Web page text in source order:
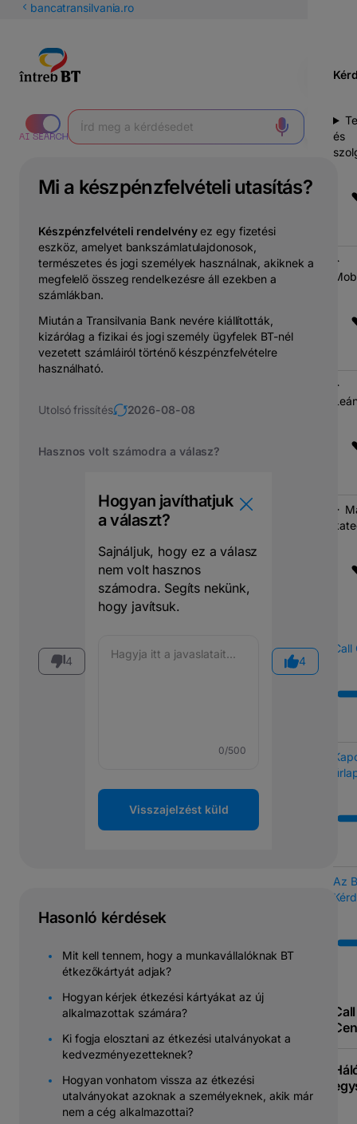
bancatransilvania.ro
és
Az
Call
Mi a készpénzfelvételi utasítás?
Készpénzfelvételi rendelvényez egy fizetési
eszköz, amelyet bankszámlatulajdonosok,
természetes és jogi személyek használnak, akiknek a
megfelelő összeg rendelkezésre áll ezekben a
számlákban.
Miután a Transilvania Bank nevére kiállították,
kizárólag a fizikai és jogi személy ügyfelek BT-nél
vezetett számláiról történő készpénzfelvételre
használható.
Utolsó frissítés 2026-08-08
Hasznos volt számodra a válasz?
4
Hogyan javíthatjuk
a választ?
Sajnáljuk, hogy ez a válasz
nem volt hasznos
számodra. Segíts nekünk,
hogy javítsuk.
0/500
Visszajelzést küld
4
Hasonló kérdések
Mit kell tennem, hogy a munkavállalóknak BT
étkezőkártyát adjak?
Hogyan kérjek étkezési kártyákat az új
alkalmazottak számára?
Ki fogja elosztani az étkezési utalványokat a
kedvezményezetteknek?
Hogyan vonhatom vissza az étkezési
utalványokat azoknak a személyeknek, akik már
nem a cég alkalmazottai?